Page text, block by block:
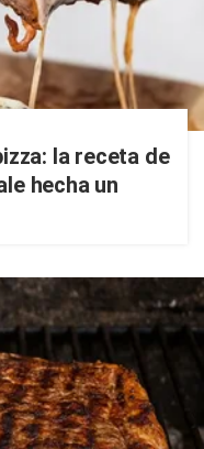
la receta de
hecha un